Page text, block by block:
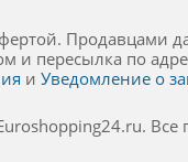
Продавцами
пересылка по
и Уведомление о